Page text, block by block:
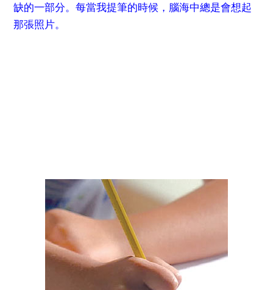
缺的一部分。每當我提筆的時候，腦海中總是會想起
那張照片。